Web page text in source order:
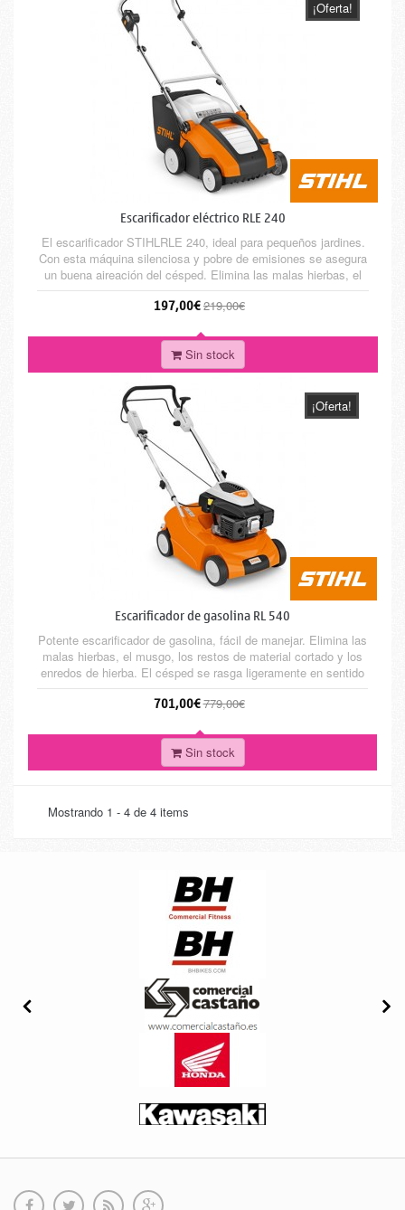
¡Oferta!
Escarificador eléctrico RLE 240
El escarificador STIHLRLE 240, ideal para pequeños jardines.
Con esta máquina silenciosa y pobre de emisiones se asegura
un buena aireación del césped. Elimina las malas hierbas, el
musgo, los restos de material cortado y los enredos de hierba.
El césped se rasga ligeramente en sentido vertical, y así se
197,00€219,00€
Sin stock
¡Oferta!
Escarificador de gasolina RL 540
Potente escarificador de gasolina, fácil de manejar. Elimina las
malas hierbas, el musgo, los restos de material cortado y los
enredos de hierba. El césped se rasga ligeramente en sentido
vertical, y así se logra una buena ventilación y que los
nutrientes lleguen hasta la raíz.
701,00€779,00€
Sin stock
Mostrando 1 - 4 de 4 items